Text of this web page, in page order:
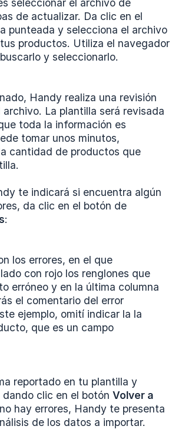
seleccionar el archivo de
de actualizar. Da clic en el
punteada y selecciona el archivo
productos. Utiliza el navegador
y seleccionarlo.
Handy realiza una revisión
La plantilla será revisada
toda la información es
tomar unos minutos,
cantidad de productos que
te indicará si encuentra algún
da clic en el botón de
:
los errores, en el que
con rojo los renglones que
erróneo y en la última columna
el comentario del error
ejemplo, omití indicar la la
que es un campo
reportado en tu plantilla y
clic en el botón Volver a
hay errores, Handy te presenta
de los datos a importar.